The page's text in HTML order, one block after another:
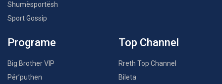
Shumësportësh
Sport Gossip
Programe
Big Brother VIP
Për’puthen
Top Channel
Rreth Top Channel
Bileta